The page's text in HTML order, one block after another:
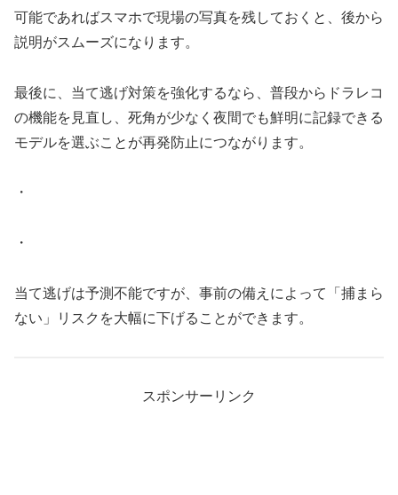
可能であればスマホで現場の写真を残しておくと、後から
説明がスムーズになります。
最後に、当て逃げ対策を強化するなら、普段からドラレコ
の機能を見直し、死角が少なく夜間でも鮮明に記録できる
モデルを選ぶことが再発防止につながります。
・
・
当て逃げは予測不能ですが、事前の備えによって「捕まら
ない」リスクを大幅に下げることができます。
スポンサーリンク